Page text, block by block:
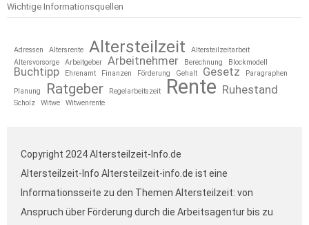
Wichtige Informationsquellen
Adressen Altersrente Altersteilzeit
Altersteilzeitarbeit
Altersvorsorge
Arbeitgeber Arbeitnehmer Berechnung Blockmodell
Buchtipp Ehrenamt Finanzen Förderung Gehalt Gesetz
Paragraphen
Planung
Ratgeber Regelarbeitszeit Rente Ruhestand
Scholz Witwe Witwenrente
Copyright 2024 Altersteilzeit-Info.de
Altersteilzeit-Info Altersteilzeit-info.de ist eine
Informationsseite zu den Themen Altersteilzeit: von
Anspruch über Förderung durch die Arbeitsagentur bis zu